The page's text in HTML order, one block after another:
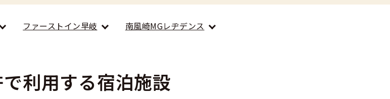
0120-49-5522
ファーストイン早岐 南風崎MGレヂデンス
利用する宿泊施設